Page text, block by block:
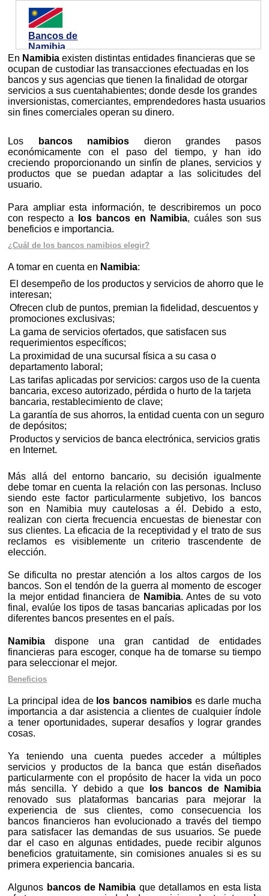
Bancos de
Namibia
En Namibia existen distintas entidades financieras que se
ocupan de custodiar las transacciones efectuadas en los
bancos y sus agencias que tienen la finalidad de otorgar
servicios a sus cuentahabientes; donde desde los grandes
inversionistas, comerciantes, emprendedores hasta usuarios
sin fines comerciales operan su dinero.
Los bancos namibios dieron grandes pasos
económicamente con el paso del tiempo, y han ido
creciendo proporcionando un sinfín de planes, servicios y
productos que se puedan adaptar a las solicitudes del
usuario.
Para ampliar esta información, te describiremos un poco
con respecto a
los bancos en Namibia, cuáles son sus
beneficios e importancia.
¿Cuál de los bancos namibios elegir?
A tomar en cuenta en Namibia:
El desempeño de los productos y servicios de ahorro que le
interesan;
Ofrecen club de puntos, premian la fidelidad, descuentos y
promociones exclusivas;
La gama de servicios ofertados, que satisfacen sus
requerimientos específicos;
La proximidad de una sucursal física a su casa o
departamento laboral;
Las tarifas aplicadas por servicios: cargos uso de la cuenta
bancaria, exceso autorizado, pérdida o hurto de la tarjeta
bancaria, restablecimiento de clave;
La garantía de sus ahorros, la entidad cuenta con un seguro
de depósitos;
Productos y servicios de banca electrónica, servicios gratis
en Internet.
Más allá del entorno bancario, su decisión igualmente
debe tomar en cuenta la relación con las personas. Incluso
siendo este factor particularmente subjetivo, los bancos
son en Namibia muy cautelosas a él. Debido a esto,
realizan con cierta frecuencia encuestas de bienestar con
sus clientes. La eficacia de la receptividad y el trato de sus
reclamos es visiblemente un criterio trascendente de
elección.
Se dificulta no prestar atención a los altos cargos de los
bancos. Son el tendón de la guerra al momento de escoger
la mejor entidad financiera de Namibia. Antes de su voto
final, evalúe los tipos de tasas bancarias aplicadas por los
diferentes bancos presentes en el país.
Namibia dispone una gran cantidad de entidades
financieras para escoger, conque ha de tomarse su tiempo
para seleccionar el mejor.
Beneficios
La principal idea de los bancos namibioses darle mucha
importancia a dar asistencia a clientes de cualquier índole
a tener oportunidades, superar desafíos y lograr grandes
cosas.
Ya teniendo una cuenta puedes acceder a múltiples
servicios y productos de la banca que están diseñados
particularmente con el propósito de hacer la vida un poco
más sencilla. Y debido a que
los bancos de Namibia
renovado sus plataformas bancarias para mejorar la
experiencia de sus clientes, como consecuencia los
bancos financieros han evolucionado a través del tiempo
para satisfacer las demandas de sus usuarios. Se puede
dar el caso en algunas entidades, puede recibir algunos
beneficios gratuitamente, sin comisiones anuales si es su
primera experiencia bancaria.
Algunos bancos de Namibia que detallamos en esta lista